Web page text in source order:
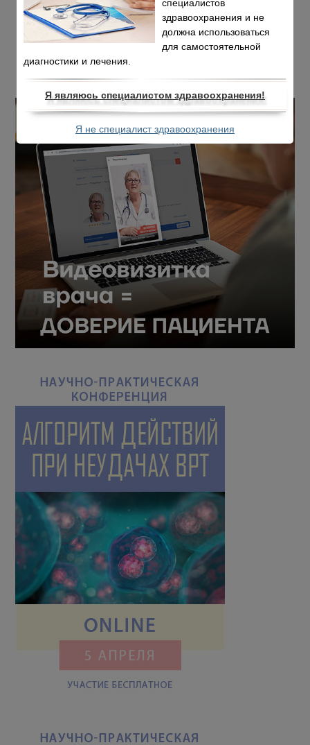
специалистов
здравоохранения и не
должна использоваться
для самостоятельной
диагностики и лечения.
Я являюсь специалистом здравоохранения!
Я не специалист здравоохранения